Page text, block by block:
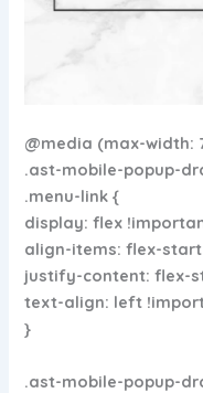
@media (max-width:
.ast-mobile-popup-
.menu-link {
display: flex
align-items: flex-
justify-content: flex-
text-align: left
}
.ast-mobile-popup-